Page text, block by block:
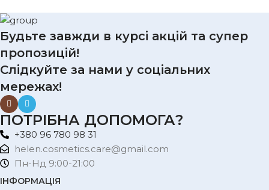
Будьте завжди в курсі акцій та супер
пропозицій!
Слідкуйте за нами у соціальних
мережах!
ПОТРІБНА ДОПОМОГА?
+380 96 780 98 31
helen.cosmetics.care@gmail.com
Пн-Нд 9:00-21:00
ІНФОРМАЦІЯ